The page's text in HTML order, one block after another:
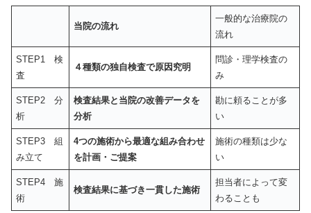
当院の流れ
一般的な治療院の
流れ
STEP1 検
査
４種類の独自検査で原因究明
問診・理学検査の
み
STEP2 分
析
検査結果と当院の改善データを
分析
勘に頼ることが多
い
STEP3 組
み立て
4つの施術から最適な組み合わせ
を計画・ご提案
施術の種類は少な
い
STEP4 施
術
検査結果に基づき一貫した施術
担当者によって変
わることも